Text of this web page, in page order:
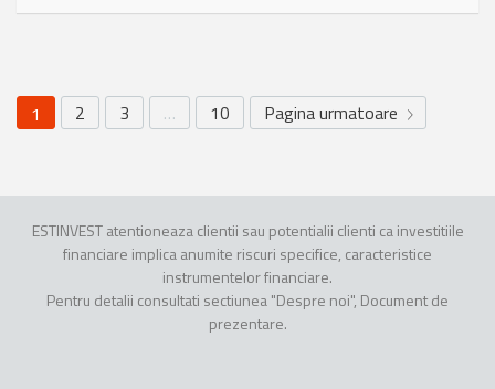
1 2 3 … 10 Pagina urmatoare
ESTINVEST atentioneaza clientii sau potentialii clienti ca investitiile
financiare implica anumite riscuri specifice, caracteristice
instrumentelor financiare.
Pentru detalii consultati sectiunea "Despre noi", Document de
prezentare.